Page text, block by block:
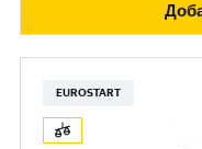
EUROSTART